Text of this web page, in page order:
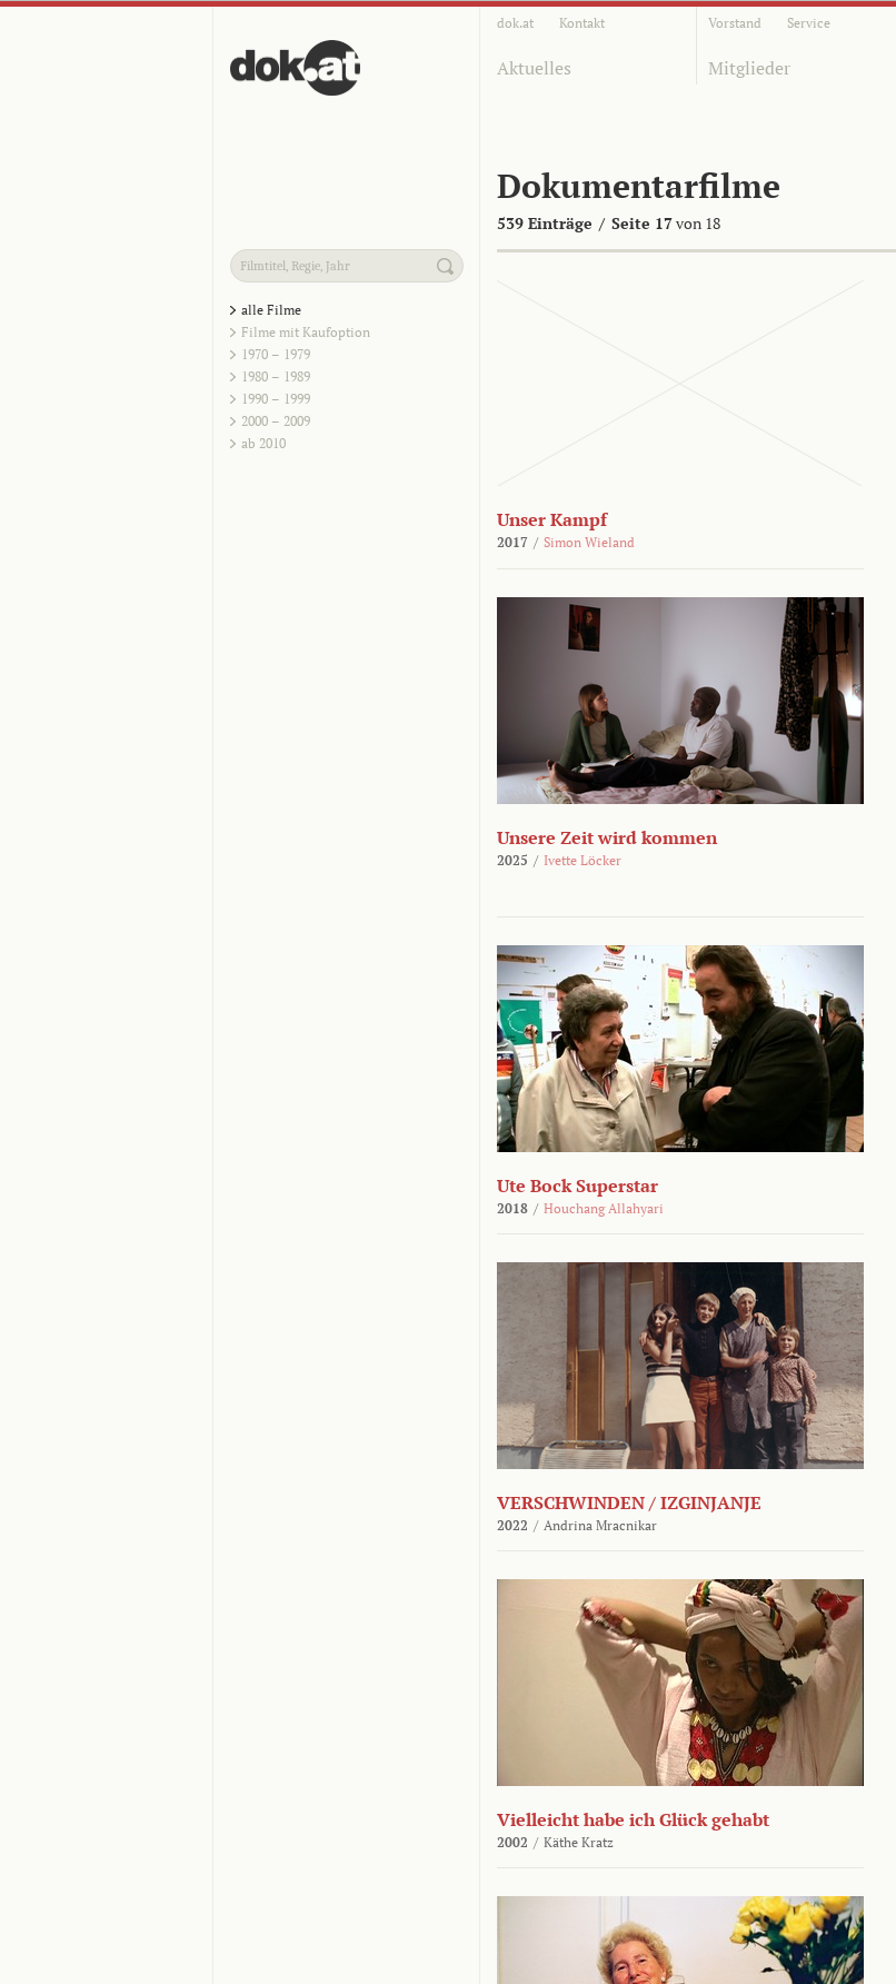
dok.at Kontakt Vorstand Service
Aktuelles Mitglieder
Dokumentarfilme
539 Einträge / Seite 17von 18
alle Filme
Filme mit Kaufoption
1970 – 1979
1980 – 1989
1990 – 1999
2000 – 2009
ab 2010
Unser Kampf
2017 / Simon Wieland
Unsere Zeit wird kommen
2025 / Ivette Löcker
Ute Bock Superstar
2018 / Houchang Allahyari
VERSCHWINDEN / IZGINJANJE
2022 / Andrina Mracnikar
Vielleicht habe ich Glück gehabt
2002 / Käthe Kratz